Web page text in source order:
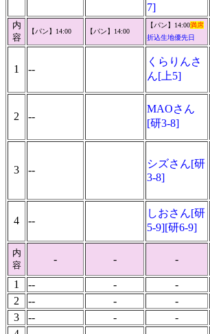
7]
内
容
【パン】14:00 【パン】14:00
【パン】14:00満席
折込生地優先日
1 --
くらりんさ
ん[上5]
2 --
MAOさん
[研3-8]
3 --
シズさん[研
3-8]
4 --
しおさん[研
5-9][研6-9]
内
容
- - -
1 -- - -
2
-- - -
3
-- - -